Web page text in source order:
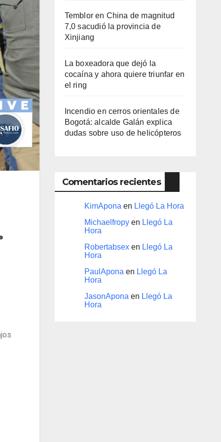
Temblor en China de magnitud
7,0 sacudió la provincia de
Xinjiang
La boxeadora que dejó la
cocaína y ahora quiere triunfar en
el ring​
Incendio en cerros orientales de
Bogotá: alcalde Galán explica
dudas sobre uso de helicópteros
Comentarios recientes
KimAponaen Llegó La Hora
Michaelfropyen Llegó La
Hora
Robertabsexen Llegó La
Hora
PaulAponaen Llegó La
Hora
JasonAponaen Llegó La
Hora